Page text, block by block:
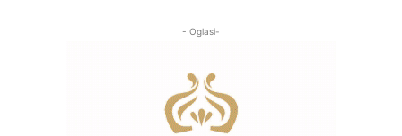
- Oglasi-